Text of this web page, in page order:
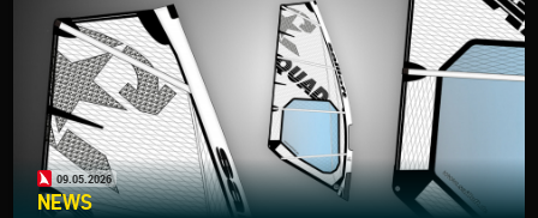
09.05.2026
NEWS